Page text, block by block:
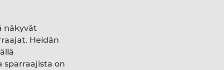
näkyvät
Heidän
sparraajista on